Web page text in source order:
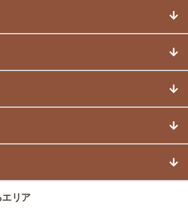
エリア